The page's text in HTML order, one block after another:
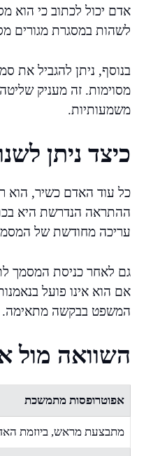
אדם יכול לכתוב כי הוא
לשהות במסגרת מגורים
בנוסף, ניתן להגביל את
מסוימות. זה מעניק
משמעותיות.
כיצד ניתן
כל עוד האדם כשיר, הוא
ההתראה הנדרשת היא
עריכה מחודשת של המסמך
גם לאחר כניסת המסמך
אם הוא אינו פועל
המשפט בבקשה מתאימה.
השוואה מול
אפוטרופסות מתמשכת
מתבצעת מראש, ביוזמת